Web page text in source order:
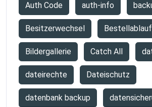
Auth Code auth-info
Besitzerwechsel Bestellablauf
Bildergallerie Catch All
dateirechte Dateischutz
datenbank backup